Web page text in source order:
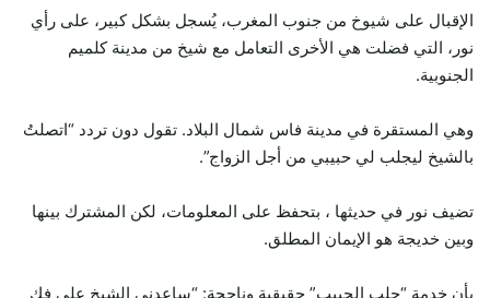
الإقبال على شيوخ من جنوب المغرب، يُسجل بشكل كبير، على رأي
نور، التي فضلت هي الأخرى التعامل مع شيخ من مدينة كلميم
الجنوبية.
وهي المستقرة في مدينة فاس شمال البلاد. تقول دون تردد “اتصلتُ
بالشيخ ليجلب لي حبيبي من أجل الزواج”.
تضيف نور في حديثها ، بتحفظ على المعلومات، لكن المشترك بينها
وبين خديجة هو الإيمان المطلق.
بأن خدمة “جلب الحبيب” حقيقية وناجحة: “ساعدني الشيخ على فك